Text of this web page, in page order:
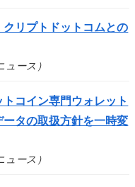
クリプトドットコムとの
ース）
コイン専門ウォレット
タの取扱方針を一時変
ース）